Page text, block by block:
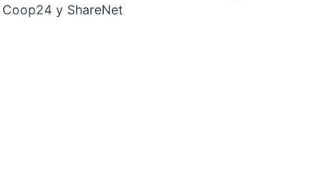
Coop24 y ShareNet